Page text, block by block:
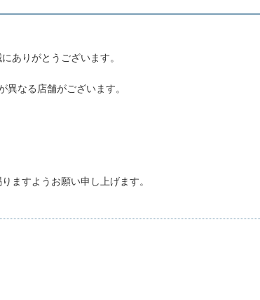
ありがとうございます。
なる店舗がございます。
ますようお願い申し上げます。